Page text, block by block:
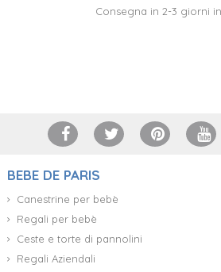
Consegna in 2-3 giorni
BEBE DE PARIS
Canestrine per bebè
Regali per bebè
Ceste e torte di pannolini
Regali Aziendali